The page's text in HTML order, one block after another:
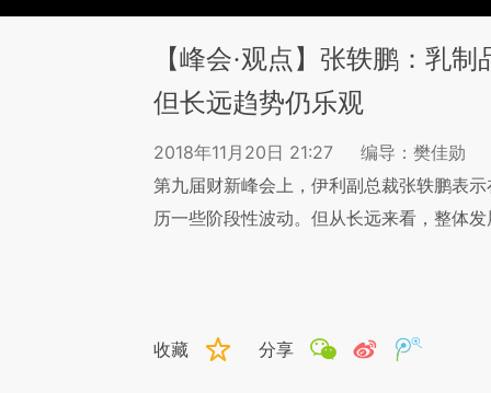
【峰会·观点】张轶鹏：乳
但长远趋势仍乐观
2018年11月20日 21:27
编导：樊佳勋
第九届财新峰会上，伊利副总裁张轶鹏表
历一些阶段性波动。但从长远来看，整体
收藏 分享